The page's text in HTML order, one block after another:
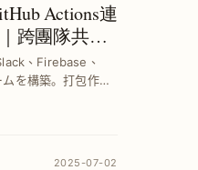
Actions連
跨團隊共有
、Firebase、
を構築。打包作業
ます。
2025-07-02